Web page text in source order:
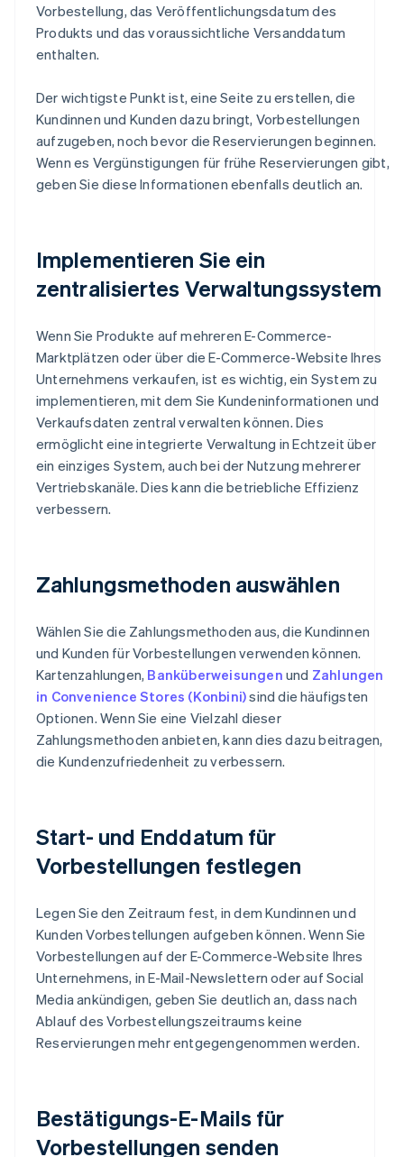
Vorbestellung, das Veröffentlichungsdatum des
Produkts und das voraussichtliche Versanddatum
enthalten.
Der wichtigste Punkt ist, eine Seite zu erstellen, die
Kundinnen und Kunden dazu bringt, Vorbestellungen
aufzugeben, noch bevor die Reservierungen beginnen.
Wenn es Vergünstigungen für frühe Reservierungen gibt,
geben Sie diese Informationen ebenfalls deutlich an.
Implementieren Sie ein
zentralisiertes Verwaltungssystem
Wenn Sie Produkte auf mehreren E-Commerce-
Marktplätzen oder über die E-Commerce-Website Ihres
Unternehmens verkaufen, ist es wichtig, ein System zu
implementieren, mit dem Sie Kundeninformationen und
Verkaufsdaten zentral verwalten können. Dies
ermöglicht eine integrierte Verwaltung in Echtzeit über
ein einziges System, auch bei der Nutzung mehrerer
Vertriebskanäle. Dies kann die betriebliche Effizienz
verbessern.
Zahlungsmethoden auswählen
Wählen Sie die Zahlungsmethoden aus, die Kundinnen
und Kunden für Vorbestellungen verwenden können.
Kartenzahlungen, Banküberweisungen und Zahlungen
in Convenience Stores (Konbini)sind die häufigsten
Optionen. Wenn Sie eine Vielzahl dieser
Zahlungsmethoden anbieten, kann dies dazu beitragen,
die Kundenzufriedenheit zu verbessern.
Start- und Enddatum für
Vorbestellungen festlegen
Legen Sie den Zeitraum fest, in dem Kundinnen und
Kunden Vorbestellungen aufgeben können. Wenn Sie
Vorbestellungen auf der E-Commerce-Website Ihres
Unternehmens, in E-Mail-Newslettern oder auf Social
Media ankündigen, geben Sie deutlich an, dass nach
Ablauf des Vorbestellungszeitraums keine
Reservierungen mehr entgegengenommen werden.
Bestätigungs-E-Mails für
Vorbestellungen senden